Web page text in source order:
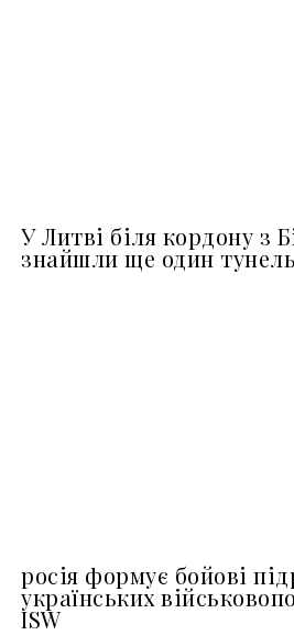
У Литві біля кордону з
знайшли ще один тунель
росія формує бойові
українських
ISW